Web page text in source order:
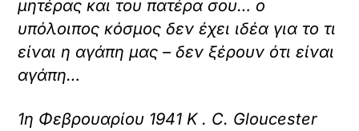
μητέρας και του πατέρα σου… ο
υπόλοιπος κόσμος δεν έχει ιδέα για το τι
είναι η αγάπη μας – δεν ξέρουν ότι είναι
αγάπη…
1η Φεβρουαρίου 1941 K . C. Gloucester